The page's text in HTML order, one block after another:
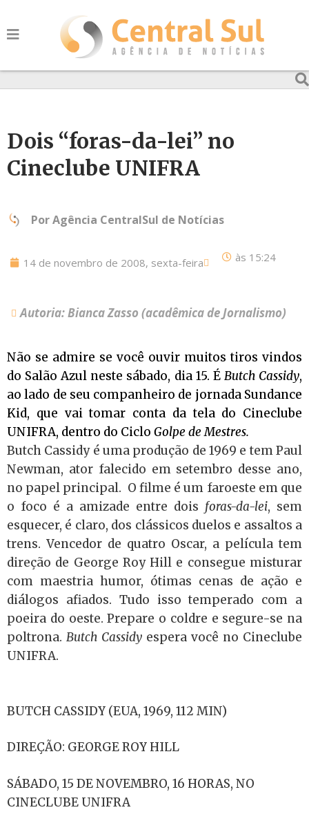
Dois “foras-da-lei” no
Cineclube UNIFRA
PorAgência CentralSul de Notícias
14 de novembro de 2008, sexta-feira às 15:24
Autoria: Bianca Zasso (acadêmica de Jornalismo)
Não se admire se você ouvir muitos tiros vindos
do Salão Azul neste sábado, dia 15. É Butch Cassidy,
ao lado de seu companheiro de jornada Sundance
Kid, que vai tomar conta da tela do Cineclube
UNIFRA, dentro do Ciclo Golpe de Mestres.
Butch Cassidy é uma produção de 1969 e tem Paul
Newman, ator falecido em setembro desse ano,
no papel principal. O filme é um faroeste em que
o foco é a amizade entre dois foras-da-lei, sem
esquecer, é claro, dos clássicos duelos e assaltos a
trens. Vencedor de quatro Oscar, a película tem
direção de George Roy Hill e consegue misturar
com maestria humor, ótimas cenas de ação e
diálogos afiados. Tudo isso temperado com a
poeira do oeste. Prepare o coldre e segure-se na
poltrona. Butch Cassidy espera você no Cineclube
UNIFRA.
BUTCH CASSIDY (EUA, 1969, 112 MIN)
DIREÇÃO: GEORGE ROY HILL
SÁBADO, 15 DE NOVEMBRO, 16 HORAS, NO
CINECLUBE UNIFRA